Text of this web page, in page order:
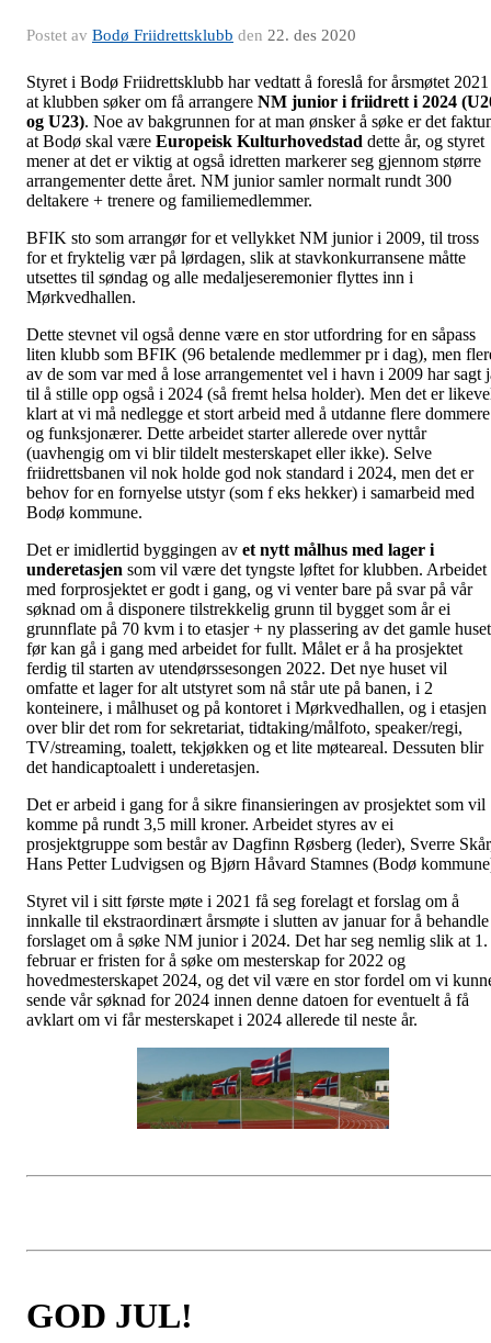
Postet av Bodø Friidrettsklubb den 22. des 2020
Styret i Bodø Friidrettsklubb har vedtatt å foreslå for årsmøtet 2021
at klubben søker om få arrangere NM junior i friidrett i 2024
og U23). Noe av bakgrunnen for at man ønsker å søke er det
at Bodø skal være Europeisk Kulturhovedstad dette år, og styret
mener at det er viktig at også idretten markerer seg gjennom større
arrangementer dette året. NM junior samler normalt rundt 300
deltakere + trenere og familiemedlemmer.
BFIK sto som arrangør for et vellykket NM junior i 2009, til tross
for et fryktelig vær på lørdagen, slik at stavkonkurransene måtte
utsettes til søndag og alle medaljeseremonier flyttes inn i
Mørkvedhallen.
Dette stevnet vil også denne være en stor utfordring for en såpass
liten klubb som BFIK (96 betalende medlemmer pr i dag), men
av de som var med å lose arrangementet vel i havn i 2009 har sagt
til å stille opp også i 2024 (så fremt helsa holder). Men det er
klart at vi må nedlegge et stort arbeid med å utdanne flere dommere
og funksjonærer. Dette arbeidet starter allerede over nyttår
(uavhengig om vi blir tildelt mesterskapet eller ikke). Selve
friidrettsbanen vil nok holde god nok standard i 2024, men det er
behov for en fornyelse utstyr (som f eks hekker) i samarbeid med
Bodø kommune.
Det er imidlertid byggingen av et nytt målhus med lager i
underetasjen som vil være det tyngste løftet for klubben. Arbeidet
med forprosjektet er godt i gang, og vi venter bare på svar på vår
søknad om å disponere tilstrekkelig grunn til bygget som år ei
grunnflate på 70 kvm i to etasjer + ny plassering av det gamle
før kan gå i gang med arbeidet for fullt. Målet er å ha prosjektet
ferdig til starten av utendørssesongen 2022. Det nye huset vil
omfatte et lager for alt utstyret som nå står ute på banen, i 2
konteinere, i målhuset og på kontoret i Mørkvedhallen, og i etasjen
over blir det rom for sekretariat, tidtaking/målfoto, speaker/regi,
TV/streaming, toalett, tekjøkken og et lite møteareal. Dessuten blir
det handicaptoalett i underetasjen.
Det er arbeid i gang for å sikre finansieringen av prosjektet som vil
komme på rundt 3,5 mill kroner. Arbeidet styres av ei
prosjektgruppe som består av Dagfinn Røsberg (leder), Sverre
Hans Petter Ludvigsen og Bjørn Håvard Stamnes (Bodø
Styret vil i sitt første møte i 2021 få seg forelagt et forslag om å
innkalle til ekstraordinært årsmøte i slutten av januar for å behandle
forslaget om å søke NM junior i 2024. Det har seg nemlig slik at 1.
februar er fristen for å søke om mesterskap for 2022 og
hovedmesterskapet 2024, og det vil være en stor fordel om vi
sende vår søknad for 2024 innen denne datoen for eventuelt å få
avklart om vi får mesterskapet i 2024 allerede til neste år.
GOD JUL!